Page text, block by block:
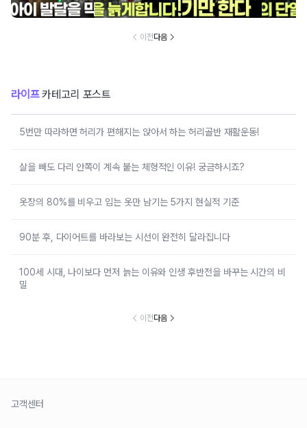
비밀
전략
이전다음
라이프카테고리 포스트
5번만 따라하면 허리가 편해지는 앉아서 하는 허리골반 재활운동!
살을 빼도 다리 안쪽이 계속 붙는 체형적인 이유! 궁금하시죠?
옷장의 80%를 비우고 입는 옷만 남기는 5가지 현실적 기준
90분 후, 다이어트를 바라보는 시선이 완전히 달라집니다
100세 시대, 나이보다 먼저 늙는 이유와 인생 후반전을 바꾸는 시간의 비
밀
이전다음
고객센터